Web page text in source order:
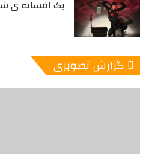
یک افسانه ی
گزارش تصویری